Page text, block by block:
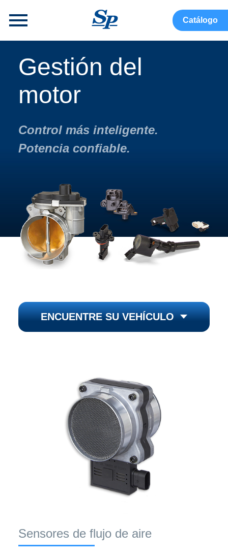
menu Catálogo
Gestión del
motor
Control más inteligente.
Potencia confiable.
ENCUENTRE SU VEHÍCULO
Sensores de flujo de aire